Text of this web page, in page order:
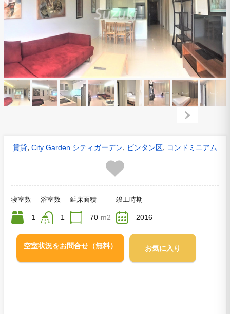
賃貸, City Garden シティガーデン, ビンタン区, コンドミニアム
寝室数
1
浴室数
1
延床面積
70 m2
竣工時期
2016
空室状況をお問合せ（無料） お気に入り